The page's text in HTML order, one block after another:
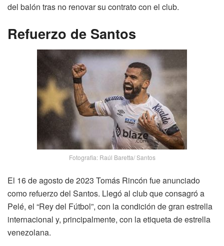
del balón tras no renovar su contrato con el club.
Refuerzo de Santos
Fotografia: Raúl Baretta/ Santos
El 16 de agosto de 2023 Tomás Rincón fue anunciado
como refuerzo del Santos. Llegó al club que consagró a
Pelé, el “Rey del Fútbol”, con la condición de gran estrella
internacional y, principalmente, con la etiqueta de estrella
venezolana.